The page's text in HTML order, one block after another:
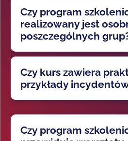
Czy program
realizowany jest
poszczególnych
Czy kurs zawiera
przykłady
Czy program